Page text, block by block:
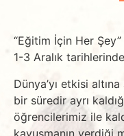
“Eğitim İçin Her
1-3 Aralık
Dünya’yı etkisi
bir süredir ayrı
öğrencilerimiz ile
kavuşmanın verdiği